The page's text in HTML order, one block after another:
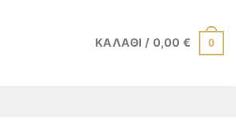
ΚΑΛΆΘΙ / 0,00€ 0